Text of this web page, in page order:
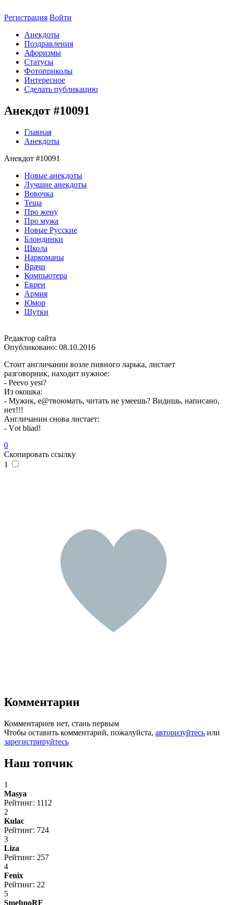
Регистрация Войти
Анекдоты
Поздравления
Афоризмы
Статусы
Фотоприколы
Интересное
Сделать публикацию
Анекдот #10091
Главная
Анекдоты
Анекдот #10091
Новые анекдоты
Лучшие анекдоты
Вовочка
Теща
Про жену
Про мужа
Новые Русские
Блондинки
Школа
Наркоманы
Врачи
Компьютера
Евреи
Армия
Юмор
Шутки
Редактор сайта
Опубликовано: 08.10.2016
Стоит англичанин возле пивного ларька, листает
разговорник, находит нужное:
- Рееvо уеst?
Из окошка:
- Мужик, е@твоюмать, читать не умеешь? Видишь, написано,
нет!!!
Англичанин снова листает:
- Vоt bliаd!
0
Скопировать ссылку
1
Комментарии
Комментариев нет, стань первым
Чтобы оставить комментарий, пожалуйста, авторизуйтесь или
зарегистрируйтесь
Наш топчик
1
Masya
Рейтинг: 1112
2
Kulac
Рейтинг: 724
3
Liza
Рейтинг: 257
4
Fenix
Рейтинг: 22
5
SmehnoRF